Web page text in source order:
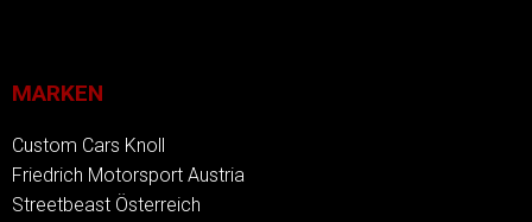
MARKEN
Custom Cars Knoll
Friedrich Motorsport Austria
Streetbeast Österreich